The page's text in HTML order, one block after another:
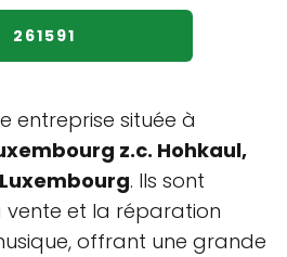
261591
entreprise située à
z.c. Hohkaul,
. Ils sont
vente et la réparation
offrant une grande